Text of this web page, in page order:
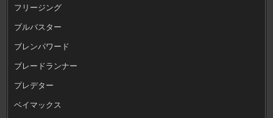
フリージング
ブルバスター
ブレンパワード
ブレードランナー
プレデター
ベイマックス